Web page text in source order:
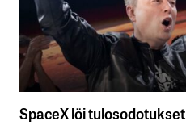
SpaceX löi tulosodotukset